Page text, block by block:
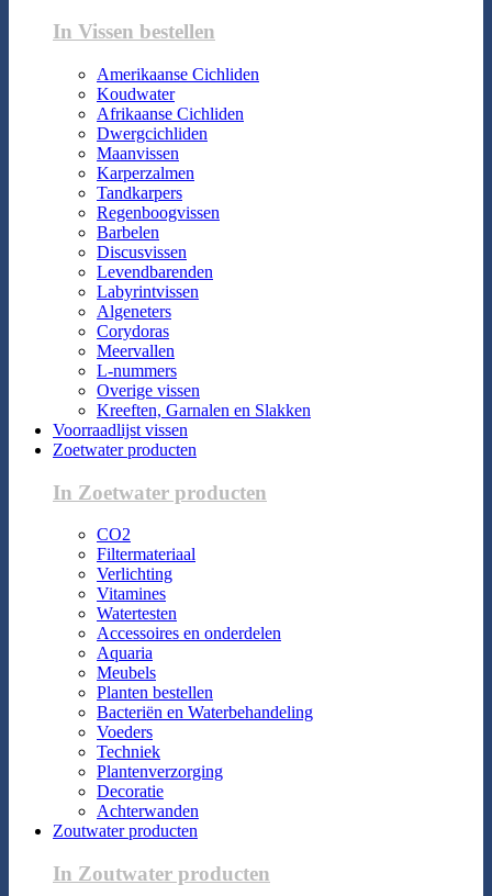
In Vissen bestellen
Amerikaanse Cichliden
Koudwater
Afrikaanse Cichliden
Dwergcichliden
Maanvissen
Karperzalmen
Tandkarpers
Regenboogvissen
Barbelen
Discusvissen
Levendbarenden
Labyrintvissen
Algeneters
Corydoras
Meervallen
L-nummers
Overige vissen
Kreeften, Garnalen en Slakken
Voorraadlijst vissen
Zoetwater producten
In Zoetwater producten
CO2
Filtermateriaal
Verlichting
Vitamines
Watertesten
Accessoires en onderdelen
Aquaria
Meubels
Planten bestellen
Bacteriën en Waterbehandeling
Voeders
Techniek
Plantenverzorging
Decoratie
Achterwanden
Zoutwater producten
In Zoutwater producten